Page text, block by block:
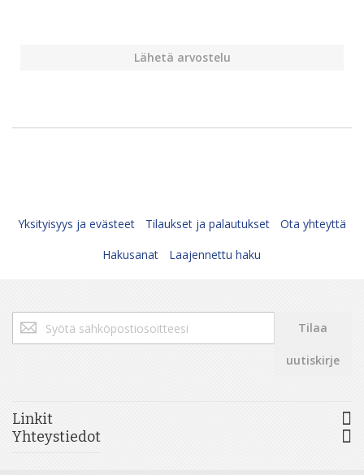
Lähetä arvostelu
Yksityisyys ja evästeet Tilaukset ja palautukset
Ota yhteyttä
Hakusanat
Laajennettu haku
Tilaa
uutiskirjeemme:
Tilaa
uutiskirje
Linkit
Yhteystiedot